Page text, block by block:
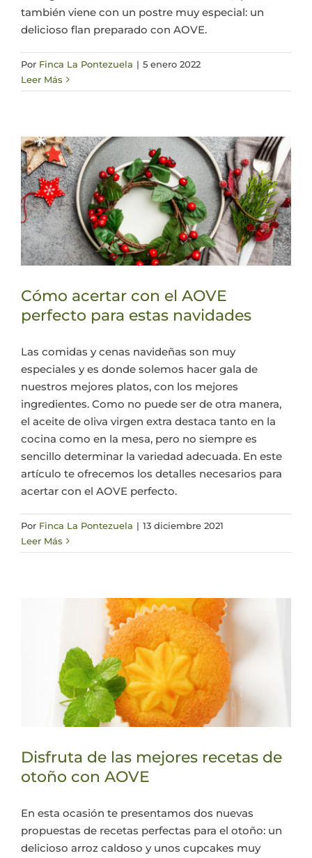
también viene con un postre muy especial: un
delicioso flan preparado con AOVE.
Por Finca La Pontezuela | 5 enero 2022
Leer Más
Cómo acertar con el AOVE
perfecto para estas navidades
Las comidas y cenas navideñas son muy
especiales y es donde solemos hacer gala de
nuestros mejores platos, con los mejores
ingredientes. Como no puede ser de otra manera,
el aceite de oliva virgen extra destaca tanto en la
cocina como en la mesa, pero no siempre es
sencillo determinar la variedad adecuada. En este
artículo te ofrecemos los detalles necesarios para
acertar con el AOVE perfecto.
Por Finca La Pontezuela | 13 diciembre 2021
Leer Más
Disfruta de las mejores recetas de
otoño con AOVE
En esta ocasión te presentamos dos nuevas
propuestas de recetas perfectas para el otoño: un
delicioso arroz caldoso y unos cupcakes muy